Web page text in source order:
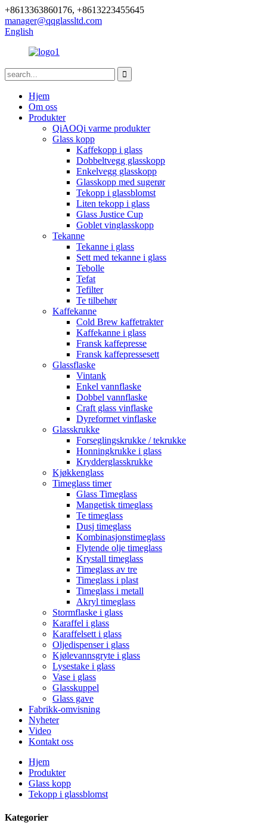
+8613363860176, +8613223455645
manager@qqglassltd.com
English
Hjem
Om oss
Produkter
QiAOQi varme produkter
Glass kopp
Kaffekopp i glass
Dobbeltvegg glasskopp
Enkelvegg glasskopp
Glasskopp med sugerør
Tekopp i glassblomst
Liten tekopp i glass
Glass Justice Cup
Goblet vinglasskopp
Tekanne
Tekanne i glass
Sett med tekanne i glass
Tebolle
Tefat
Tefilter
Te tilbehør
Kaffekanne
Cold Brew kaffetrakter
Kaffekanne i glass
Fransk kaffepresse
Fransk kaffepressesett
Glassflaske
Vintank
Enkel vannflaske
Dobbel vannflaske
Craft glass vinflaske
Dyreformet vinflaske
Glasskrukke
Forseglingskrukke / tekrukke
Honningkrukke i glass
Krydderglasskrukke
Kjøkkenglass
Timeglass timer
Glass Timeglass
Mangetisk timeglass
Te timeglass
Dusj timeglass
Kombinasjonstimeglass
Flytende olje timeglass
Krystall timeglass
Timeglass av tre
Timeglass i plast
Timeglass i metall
Akryl timeglass
Stormflaske i glass
Karaffel i glass
Karaffelsett i glass
Oljedispenser i glass
Kjølevannsgryte i glass
Lysestake i glass
Vase i glass
Glasskuppel
Glass gave
Fabrikk-omvisning
Nyheter
Video
Kontakt oss
Hjem
Produkter
Glass kopp
Tekopp i glassblomst
Kategorier